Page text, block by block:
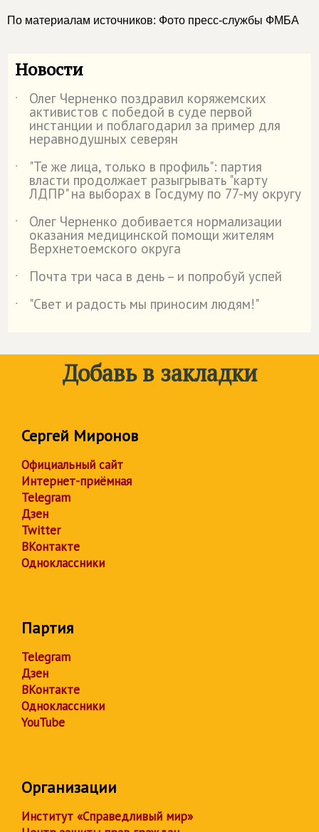
По материалам источников: Фото пресс-службы ФМБА
Новости
˙ Олег Черненко поздравил коряжемских
активистов с победой в суде первой
инстанции и поблагодарил за пример для
неравнодушных северян
˙
"Те же лица, только в профиль": партия
власти продолжает разыгрывать "карту
ЛДПР" на выборах в Госдуму по 77-му округу
˙
Олег Черненко добивается нормализации
оказания медицинской помощи жителям
Верхнетоемского округа
˙
Почта три часа в день – и попробуй успей
˙
"Свет и радость мы приносим людям!"
Добавь в закладки
Сергей Миронов
Официальный сайт
Интернет-приёмная
Telegram
Дзен
Twitter
ВКонтакте
Одноклассники
Партия
Telegram
Дзен
ВКонтакте
Одноклассники
YouTube
Организации
Институт «Справедливый мир»